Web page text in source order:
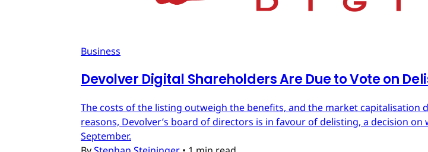
Business
Devolver Digital Shareholders Are Due to Vote on
The costs of the listing outweigh the benefits, and the market capitalisation
reasons, Devolver’s board of directors is in favour of delisting, a decision
September.